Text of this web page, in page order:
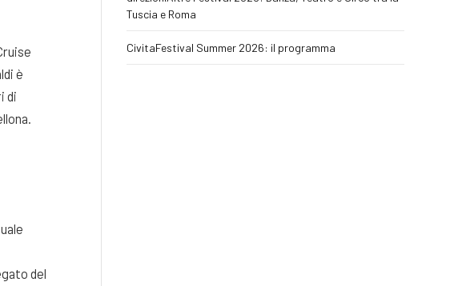
è
di
del
Tuscia e Roma
CivitaFestival Summer 2026: il programma